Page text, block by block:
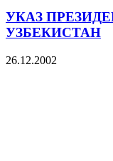
УКАЗ
УЗБЕКИСТАН
26.12.2002